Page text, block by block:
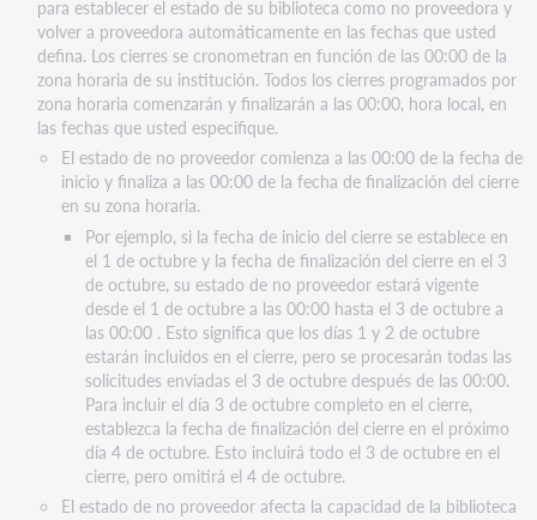
para establecer el estado de su biblioteca como no proveedora y
volver a proveedora automáticamente en las fechas que usted
defina. Los cierres se cronometran en función de las 00:00 de la
zona horaria de su institución. Todos los cierres programados por
zona horaria comenzarán y finalizarán a las 00:00, hora local, en
las fechas que usted especifique.
El estado de no proveedor comienza a las 00:00 de la fecha de
inicio y finaliza a las 00:00 de la fecha de finalización del cierre
en su zona horaria.
Por ejemplo, si la fecha de inicio del cierre se establece en
el 1 de octubre y la fecha de finalización del cierre en el 3
de octubre, su estado de no proveedor estará vigente
desde el 1 de octubre a las 00:00 hasta el 3 de octubre a
las 00:00 . Esto significa que los días 1 y 2 de octubre
estarán incluidos en el cierre, pero se procesarán todas las
solicitudes enviadas el 3 de octubre después de las 00:00.
Para incluir el día 3 de octubre completo en el cierre,
establezca la fecha de finalización del cierre en el próximo
día 4 de octubre. Esto incluirá todo el 3 de octubre en el
cierre, pero omitirá el 4 de octubre.
El estado de no proveedor afecta la capacidad de la biblioteca